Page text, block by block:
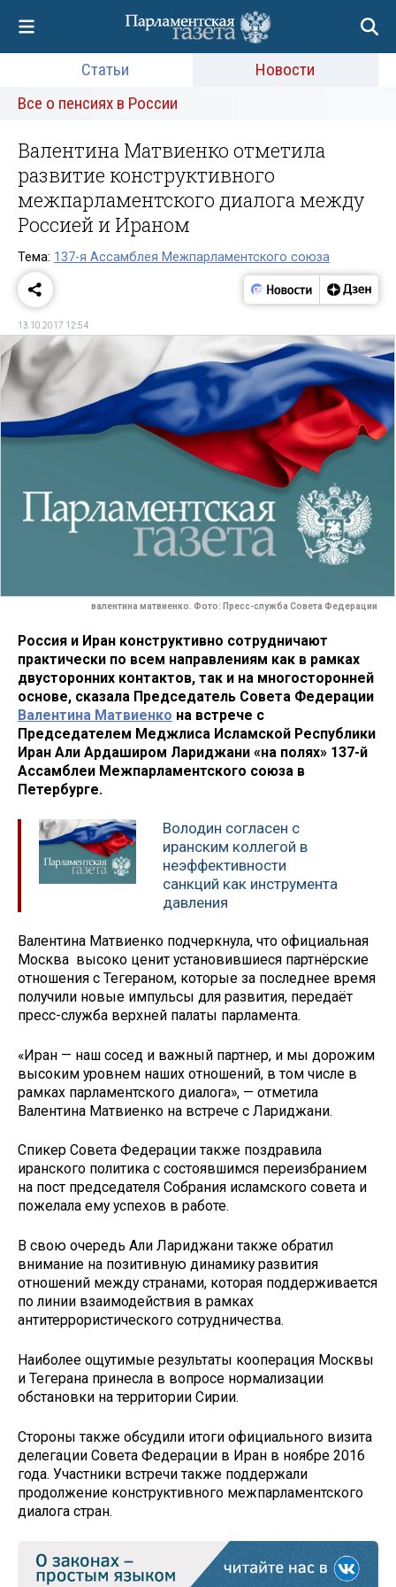
Статьи
Новости
Все о пенсиях в России
Валентина Матвиенко отметила
развитие конструктивного
межпарламентского диалога между
Россией и Ираном
Тема: 137-я Ассамблея Межпарламентского союза
13.10.2017 12:54
валентина матвиенко. Фото: Пресс-служба Совета Федерации
Россия и Иран конструктивно сотрудничают
практически по всем направлениям как в рамках
двусторонних контактов, так и на многосторонней
основе, сказала Председатель Совета Федерации
Валентина Матвиенко на встрече с
Председателем Меджлиса Исламской Республики
Иран Али Ардаширом Лариджани «на полях» 137-й
Ассамблеи Межпарламентского союза в
Петербурге.
Володин согласен с
иранским коллегой в
неэффективности
санкций как инструмента
давления
Валентина Матвиенко подчеркнула, что официальная
Москва высоко ценит установившиеся партнёрские
отношения с Тегераном, которые за последнее время
получили новые импульсы для развития, передаёт
пресс-служба верхней палаты парламента.
«Иран — наш сосед и важный партнер, и мы дорожим
высоким уровнем наших отношений, в том числе в
рамках парламентского диалога», — отметила
Валентина Матвиенко на встрече с Лариджани.
Спикер Совета Федерации также поздравила
иранского политика с состоявшимся переизбранием
на пост председателя Собрания исламского совета и
пожелала ему успехов в работе.
В свою очередь Али Лариджани также обратил
внимание на позитивную динамику развития
отношений между странами, которая поддерживается
по линии взаимодействия в рамках
антитеррористического сотрудничества.
Наиболее ощутимые результаты кооперация Москвы
и Тегерана принесла в вопросе нормализации
обстановки на территории Сирии.
Стороны также обсудили итоги официального визита
делегации Совета Федерации в Иран в ноябре 2016
года. Участники встречи также поддержали
продолжение конструктивного межпарламентского
диалога стран.